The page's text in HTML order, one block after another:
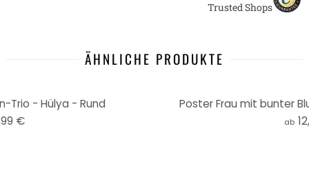
Trusted Shops
ÄHNLICHE PRODUKTE
Trio - Hülya - Rund
€
Poster Frau mit bunter
ab